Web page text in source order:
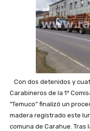
Con dos detenidos y
Carabineros de la 1ª
“Temuco” finalizó un
madera registrado este
comuna de Carahue. Tras